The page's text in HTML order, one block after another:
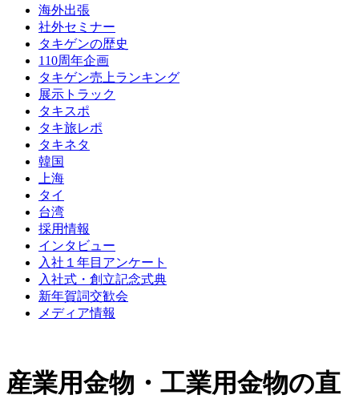
海外出張
社外セミナー
タキゲンの歴史
110周年企画
タキゲン売上ランキング
展示トラック
タキスポ
タキ旅レポ
タキネタ
韓国
上海
タイ
台湾
採用情報
インタビュー
入社１年目アンケート
入社式・創立記念式典
新年賀詞交歓会
メディア情報
産業用金物・工業用金物の直